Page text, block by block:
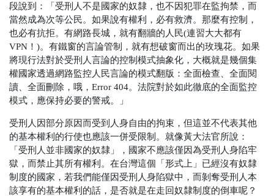
段說到：「受刑人不是國家的奴隸，也不因犯罪在監拘禁，而
當然成為次等公民。如果說有權利，必有救濟。那麼有控制，
也必有抗拒。有網路長城，就有翻牆的人民(連習大大都有
VPN ！ )。有鐵窗的言論管制，就有想破窗而出的玫瑰花。如果
將現行法對於受刑人言論的控制模式抽象化，大概就是幾個集
權國家透過網路監控人民言論的模式翻版：全面檢查、全面閱
讀、全面刪除，哦， Error 404。法院對於如此徹底的全面監控
模式，應保持必要的警戒。」
受刑人因部分原因而受到人身自由的拘束，但這並不代表其他
的基本權利的行使也應該一併受限制。就像黃大法官所說：
「受刑人並非國家的奴隸」，國家不應該僅因為受刑人身陷牢
獄，而禁止其所有權利。在台灣這個「形式上」已經沒有奴隸
制度的國家，若我們能僅因受刑人身陷獄中，而剝奪受刑人本
該享有的基本權利的話，是否就是在走回奴隸制度的倒車呢？